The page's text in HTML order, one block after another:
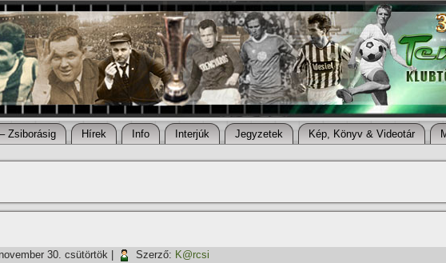
Zsiborásig Hí­rek Info Interjúk Jegyzetek Kép, Könyv & Videotár
30. csütörtök Szerző: K@rcsi